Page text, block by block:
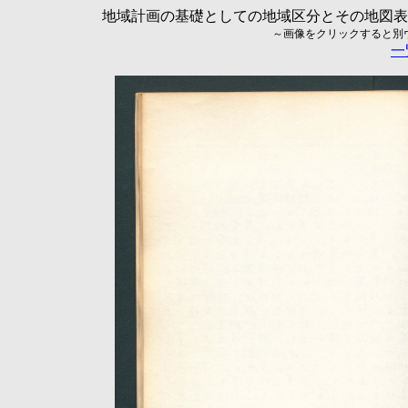
地域計画の基礎としての地域区分とその地
～画像をクリックすると
一